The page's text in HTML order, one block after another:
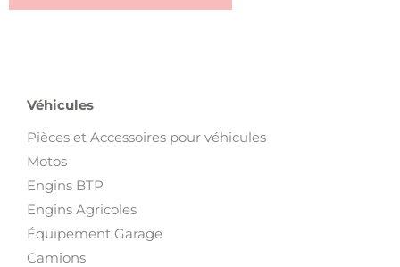
Véhicules
Pièces et Accessoires pour véhicules
Motos
Engins BTP
Engins Agricoles
Équipement Garage
Camions